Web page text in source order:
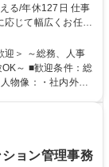
/年休127日 仕事
応じて幅広くお任せ
務所勤務ですが、
・宿泊を伴う国内
け合いながら、総
迎＞ ～総務、人事
～ ■歓迎条件：総
ョン管理事務